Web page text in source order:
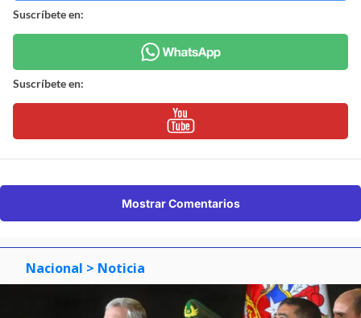
Suscríbete en:
Suscríbete en:
Mostrar Comentarios
Nacional > Noticia